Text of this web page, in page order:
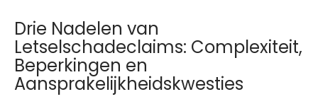
Drie Nadelen van
Letselschadeclaims: Complexiteit,
Beperkingen en
Aansprakelijkheidskwesties